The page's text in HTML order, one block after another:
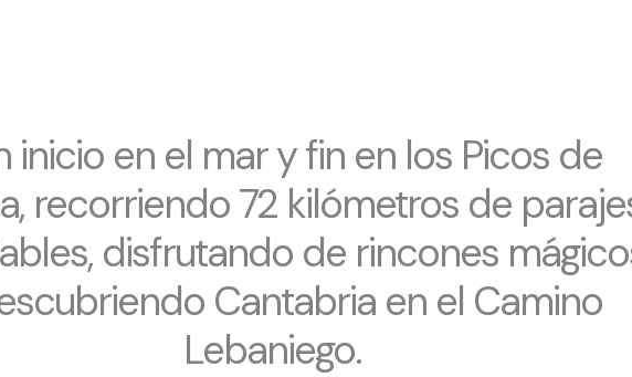
inicio en el mar y fin en los Picos de
recorriendo 72 kilómetros de
disfrutando de rincones
Cantabria en el Camino
Lebaniego.